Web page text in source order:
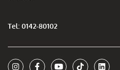
Tel: 0142-80102